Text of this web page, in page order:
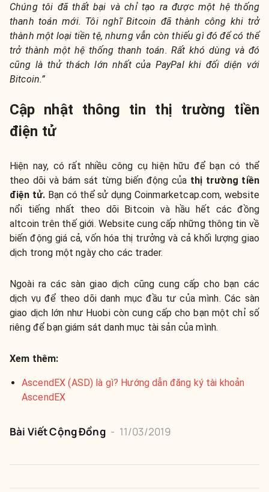
Chúng tôi đã thất bại và chỉ tạo ra được một hệ thống
thanh toán mới. Tôi nghĩ Bitcoin đã thành công khi trở
thành một loại tiền tệ, nhưng vẫn còn thiếu gì đó để có thể
trở thành một hệ thống thanh toán. Rất khó dùng và đó
cũng là thử thách lớn nhất của PayPal khi đối diện với
Bitcoin.”
Cập nhật thông tin thị trường tiền
điện tử
Hiện nay, có rất nhiều công cụ hiện hữu để bạn có thể
theo dõi và bám sát từng biến động của thị trường tiền
điện tử. Bạn có thể sử dụng Coinmarketcap.com, website
nổi tiếng nhất theo dõi Bitcoin và hầu hết các đồng
altcoin trên thế giới. Website cung cấp những thông tin về
biến động giá cả, vốn hóa thị trưởng và cả khối lượng giao
dịch trong một ngày cho các trader.
Ngoài ra các sàn giao dịch cũng cung cấp cho bạn các
dịch vụ để theo dõi danh mục đầu tư của mình. Các sàn
giao dịch lớn như Huobi còn cung cấp cho bạn một chỉ số
riêng để bạn giám sát danh mục tài sản của mình.
Xem thêm:
AscendEX (ASD) là gì? Hướng dẫn đăng ký tài khoản
AscendEX
Bài Viết Cộng Đồng - 11/03/2019